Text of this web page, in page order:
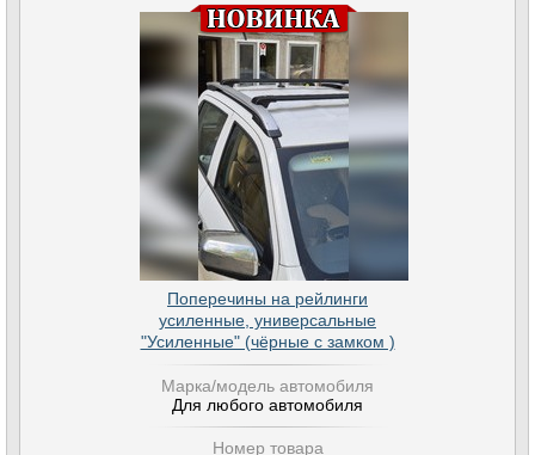
Поперечины на рейлинги
усиленные, универсальные
"Усиленные" (чёрные с замком )
Марка/модель автомобиля
Для любого автомобиля
Номер товара